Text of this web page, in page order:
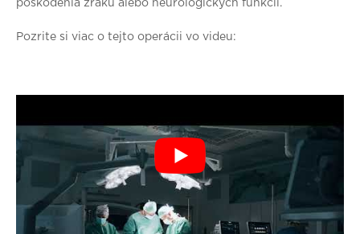
poškodenia zraku alebo neurologických funkcií.
Pozrite si viac o tejto operácii vo videu: